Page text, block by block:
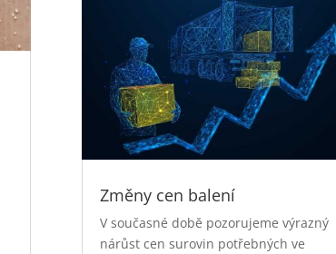
Změny cen balení
V současné době pozorujeme výrazný
nárůst cen surovin potřebných ve